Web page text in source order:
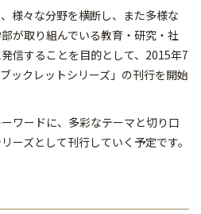
様々な分野を横断し、また多様な
が取り組んでいる教育・研究・社
信することを目的として、2015年7
ックレットシリーズ」の刊行を開始
ワードに、多彩なテーマと切り口
ーズとして刊行していく予定です。